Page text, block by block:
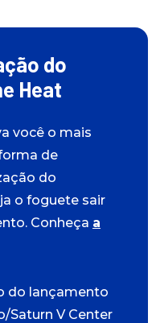
do
Heat
você o mais
de
do
o foguete sair
Conheça a
do lançamento
Saturn V Center